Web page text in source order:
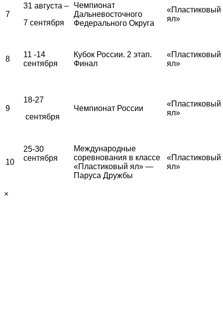
7
31 августа –
7 сентября
Чемпионат
Дальневосточного
Федерального Округа
«Пластиковый
ял»
8
11 -14
сентября
Кубок России. 2 этап.
Финал
«Пластиковый
ял»
9
18-27
сентября
Чемпионат России
«Пластиковый
ял»
10
25-30
сентября
Международные
соревнования в классе
«Пластиковый ял» —
Паруса Дружбы
«Пластиковый
ял»
×